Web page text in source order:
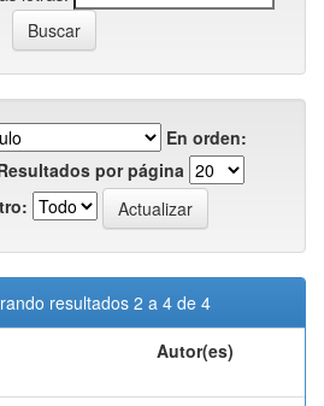
En orden:
por página
resultados 2 a 4 de 4
Autor(es)